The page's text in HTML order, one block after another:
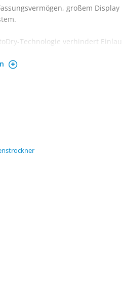
großem
Technologie verhindert